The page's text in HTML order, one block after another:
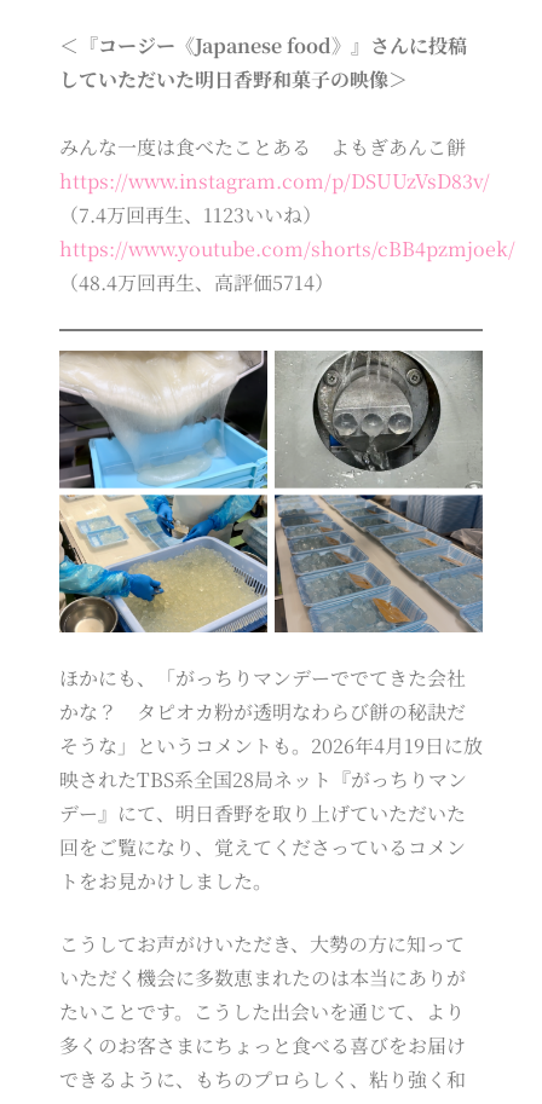
＜『コージー《Japanese food》』さんに投稿
していただいた明日香野和菓子の映像＞
みんな一度は食べたことある よもぎあんこ餅
https://www.instagram.com/p/DSUUzVsD83v/
（7.4万回再生、1123いいね）
https://www.youtube.com/shorts/cBB4pzmjoek/
（48.4万回再生、高評価5714）
ほかにも、「がっちりマンデーででてきた会社
かな？ タピオカ粉が透明なわらび餅の秘訣だ
そうな」というコメントも。2026年4月19日に放
映されたTBS系全国28局ネット『がっちりマン
デー』にて、明日香野を取り上げていただいた
回をご覧になり、覚えてくださっているコメン
トをお見かけしました。
こうしてお声がけいただき、大勢の方に知って
いただく機会に多数恵まれたのは本当にありが
たいことです。こうした出会いを通じて、より
多くのお客さまにちょっと食べる喜びをお届け
できるように、もちのプロらしく、粘り強く和